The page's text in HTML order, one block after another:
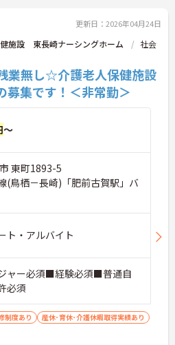
更新日：2026年04月24日
施設 東長崎ナーシングホーム
社会
業無し☆介護老人保健施設
募集です！＜非常勤＞
～
東町1893-5
(鳥栖－長崎)「肥前古賀駅」バ
ト・アルバイト
ャー必須■経験必須■普通自
必須
制度あり
産休･育休･介護休暇取得実績あり